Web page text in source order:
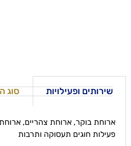
שירותים ופעילויות סוג
ארוחת בוקר, ארוחת צהריים, ארוחת
פעילות חוגים תעסוקה ותרבות